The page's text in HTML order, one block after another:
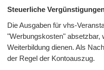
Steuerliche
Die Ausgaben für vhs-
"Werbungskosten" absetzbar,
Weiterbildung dienen. Als
der Regel der Kontoauszug.